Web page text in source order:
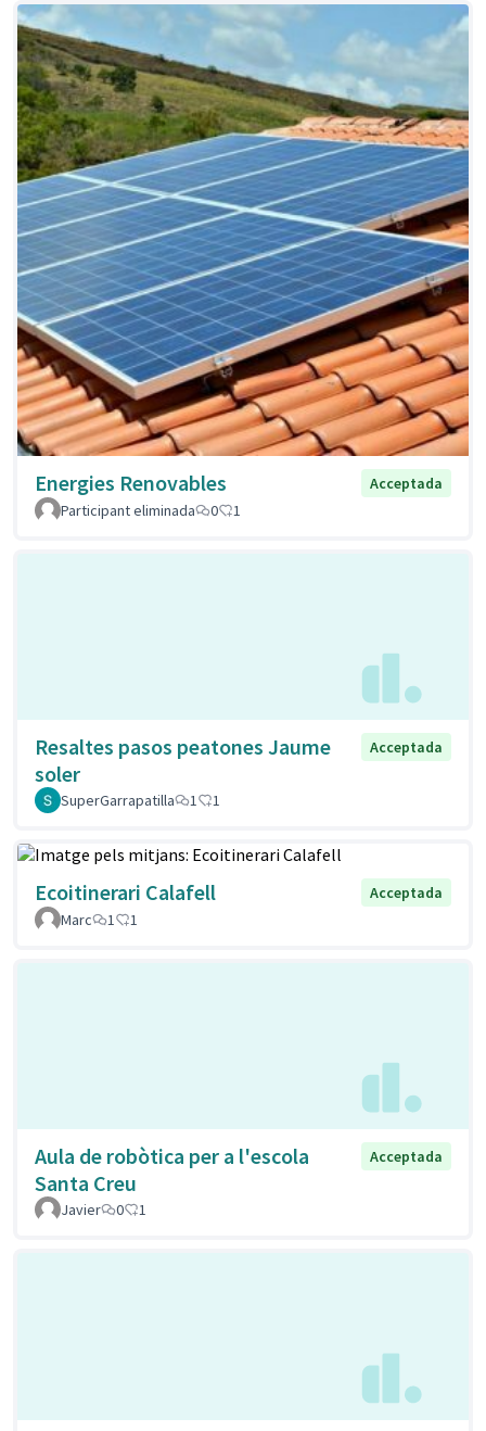
Energies Renovables
Acceptada
Participant eliminada
0 1
Resaltes pasos peatones Jaume
soler
Acceptada
SuperGarrapatilla 1 1
Ecoitinerari Calafell
Acceptada
Marc
1 1
Aula de robòtica per a l'escola
Santa Creu
Acceptada
Javier 0 1